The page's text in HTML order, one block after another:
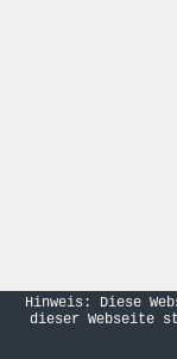
Hinweis: Diese
dieser Webseite